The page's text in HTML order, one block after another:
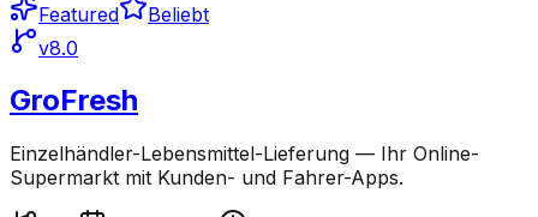
Featured
Beliebt
v8.0
GroFresh
Einzelhändler-Lebensmittel-Lieferung — Ihr Online-
Supermarkt mit Kunden- und Fahrer-Apps.